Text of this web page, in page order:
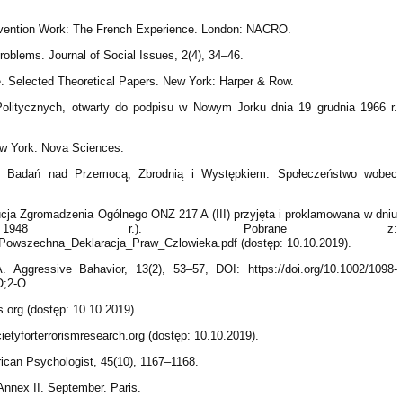
Work: The French Experience. London: NACRO.
Journal of Social Issues, 2(4), 34–46.
Selected Theoretical Papers. New York: Harper & Row.
otwarty do podpisu w Nowym Jorku dnia 19 grudnia 1966 r.
York: Nova Sciences.
nad Przemocą̨, Zbrodnią i Występkiem: Społeczeństwo wobec
Zgromadzenia Ogólnego ONZ 217 A (III) przyjęta i proklamowana w dniu
r.). Pobrane z:
(dostęp: 10.10.2019).
Bahavior, 13(2), 53–57, DOI: https://doi.org/10.1002/1098-
O.
(dostęp: 10.10.2019).
(dostęp: 10.10.2019).
Psychologist, 45(10), 1167–1168.
II. September. Paris.